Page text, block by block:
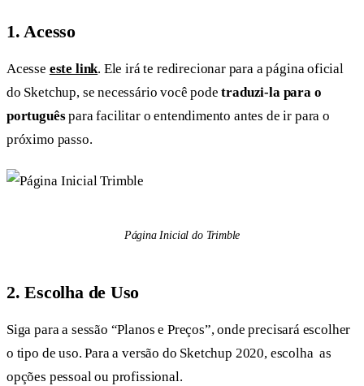
1. Acesso
Acesse este link. Ele irá te redirecionar para a página oficial
do Sketchup, se necessário você pode traduzi-la para o
portuguêspara facilitar o entendimento antes de ir para o
próximo passo.
Página Inicial do Trimble
2. Escolha de Uso
Siga para a sessão “Planos e Preços”, onde precisará escolher
o tipo de uso. Para a versão do Sketchup 2020, escolha as
opções pessoal ou profissional.